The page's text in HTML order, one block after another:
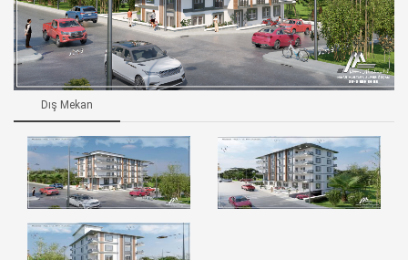
Dış Mekan